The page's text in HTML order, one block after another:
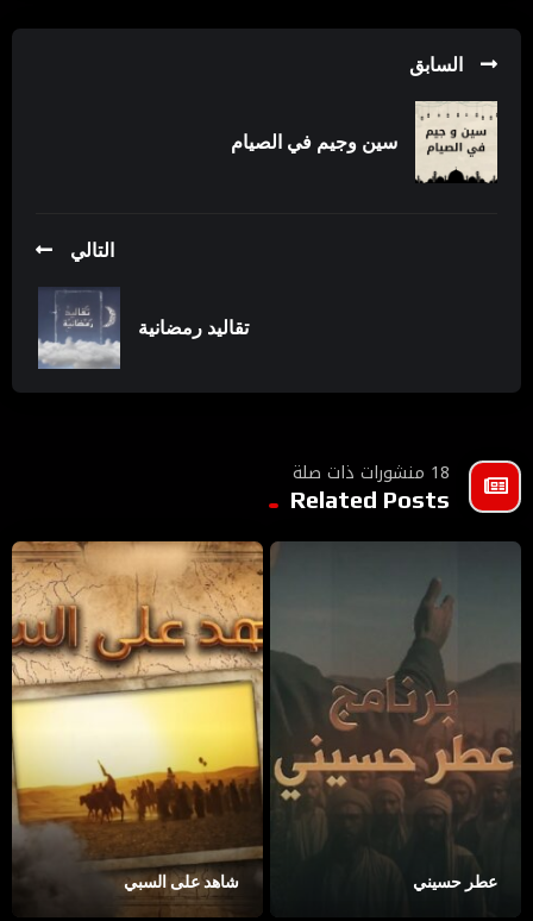
السابق
سين وجيم في الصيام
التالي
تقاليد رمضانية
18 منشورات ذات صلة
Related Posts
عطر حسيني شاهد على السبي